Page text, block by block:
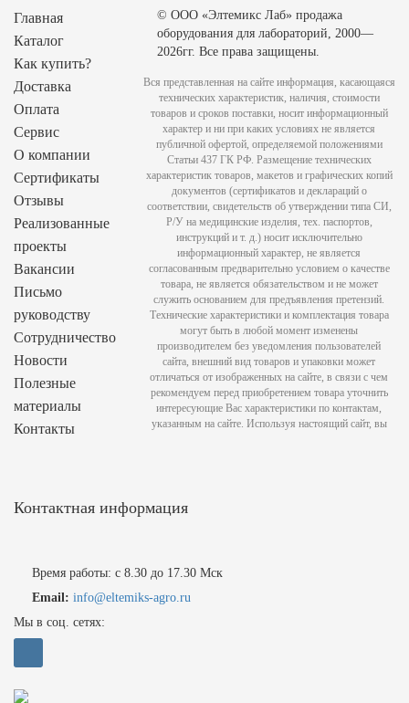
Главная
Каталог
Как купить?
Доставка
Оплата
Сервис
О компании
Сертификаты
Отзывы
Реализованные
проекты
Вакансии
Письмо
руководству
Сотрудничество
Новости
Полезные
материалы
Контакты
Контактная информация
Время работы: с 8.30 до 17.30 Мск
Email: info@eltemiks-agro.ru
Мы в соц. сетях:
© ООО «Элтемикс Лаб» продажа
оборудования для лабораторий, 2000—
2026гг. Все права защищены.
Вся представленная на сайте информация, касающаяся
технических характеристик, наличия, стоимости
товаров и сроков поставки, носит информационный
характер и ни при каких условиях не является
публичной офертой, определяемой положениями
Статьи 437 ГК РФ. Размещение технических
характеристик товаров, макетов и графических копий
документов (сертификатов и деклараций о
соответствии, свидетельств об утверждении типа СИ,
Р/У на медицинские изделия, тех. паспортов,
инструкций и т. д.) носит исключительно
информационный характер, не является
согласованным предварительно условием о качестве
товара, не является обязательством и не может
служить основанием для предъявления претензий.
Технические характеристики и комплектация товара
могут быть в любой момент изменены
производителем без уведомления пользователей
сайта, внешний вид товаров и упаковки может
отличаться от изображенных на сайте, в связи с чем
рекомендуем перед приобретением товара уточнить
интересующие Вас характеристики по контактам,
указанным на сайте. Используя настоящий сайт, вы